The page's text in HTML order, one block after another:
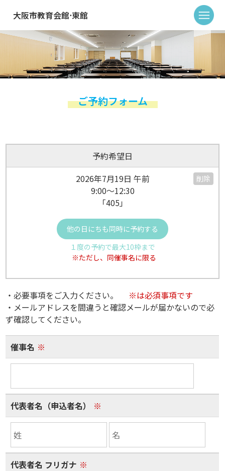
大阪市教育会館⋅東館
ご予約フォーム
予約希望日
2026年7月19日 午前
9:00～12:30
「405」
削除
他の日にちも同時に予約する
１度の予約で最大10枠まで
※ただし、同催事名に限る
・必要事項をご入力ください。
※は必須事項です
・メールアドレスを間違うと確認メールが届かないので必
ず確認してください。
催事名 ※
代表者名（申込者名） ※
代表者名 フリガナ ※